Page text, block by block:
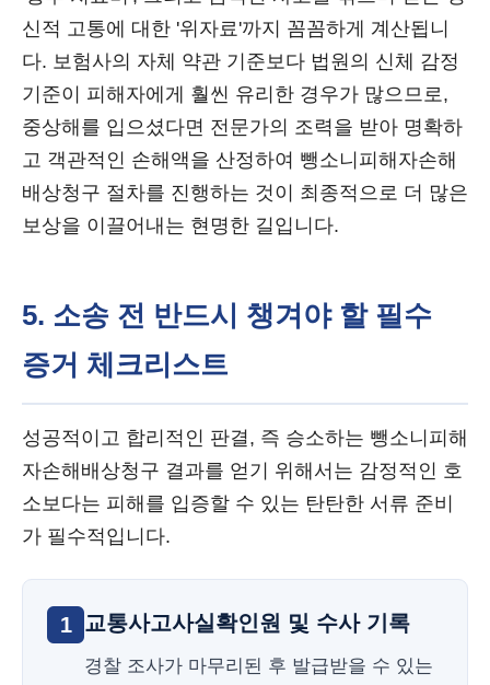
신적 고통에 대한 '위자료'까지 꼼꼼하게 계산됩니
다. 보험사의 자체 약관 기준보다 법원의 신체 감정
기준이 피해자에게 훨씬 유리한 경우가 많으므로,
중상해를 입으셨다면 전문가의 조력을 받아 명확하
고 객관적인 손해액을 산정하여 뺑소니피해자손해
배상청구 절차를 진행하는 것이 최종적으로 더 많은
보상을 이끌어내는 현명한 길입니다.
5. 소송 전 반드시 챙겨야 할 필수
증거 체크리스트
성공적이고 합리적인 판결, 즉 승소하는 뺑소니피해
자손해배상청구 결과를 얻기 위해서는 감정적인 호
소보다는 피해를 입증할 수 있는 탄탄한 서류 준비
가 필수적입니다.
1 교통사고사실확인원 및 수사 기록
경찰 조사가 마무리된 후 발급받을 수 있는